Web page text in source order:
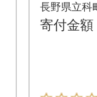
長野県立科
寄付金額